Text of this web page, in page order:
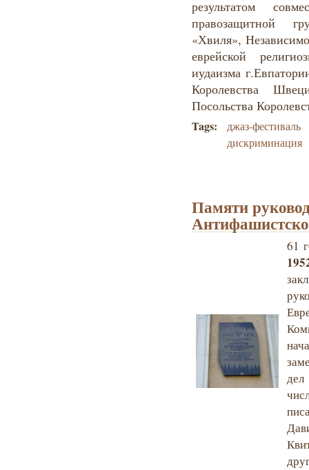
результатом
правозащитной
«Хвиля»,
еврейской
иудаизма
Королевства
Посольства
Tags:
джаз-фестиваль
дискриминация
Памяти
61